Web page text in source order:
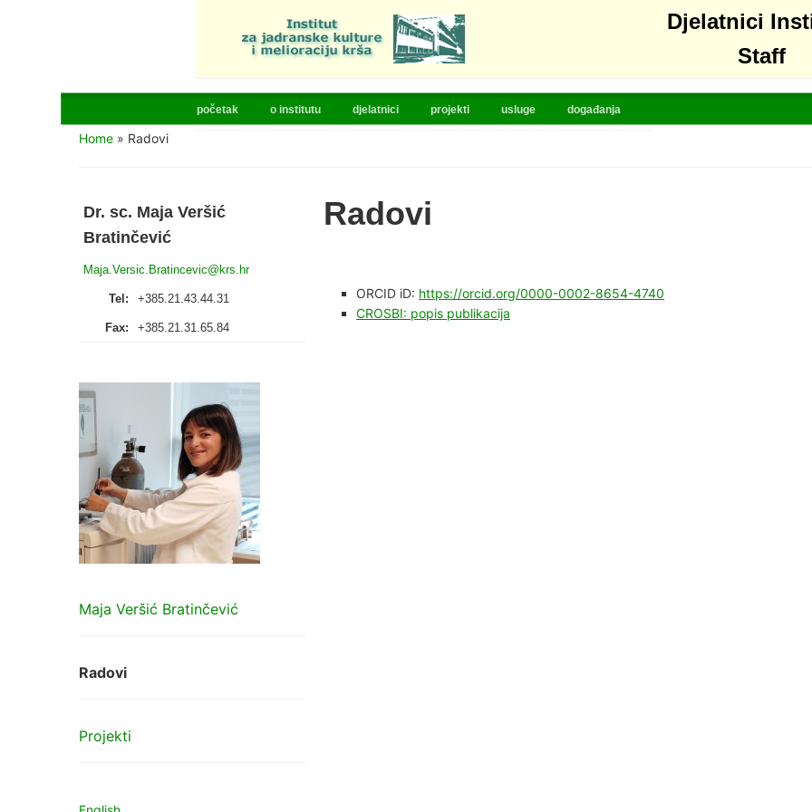
Djelatnici
Staff
početak o institutu djelatnici projekti usluge događanja
Home » Radovi
Dr. sc. Maja Veršić
Bratinčević
Maja.Versic.Bratincevic@krs.hr
Tel: +385.21.43.44.31
Fax: +385.21.31.65.84
Maja Veršić Bratinčević
Radovi
Projekti
Radovi
ORCID iD: https://orcid.org/0000-0002-8654-4740
CROSBI: popis publikacija